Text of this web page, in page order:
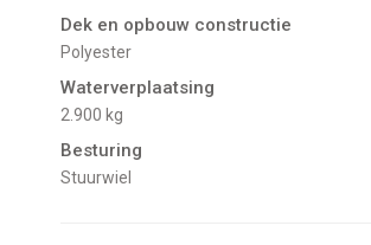
Dek en opbouw constructie
Polyester
Waterverplaatsing
2.900 kg
Besturing
Stuurwiel